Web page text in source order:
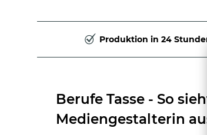
Produktion in 24
Berufe Tasse - So
Mediengestalterin